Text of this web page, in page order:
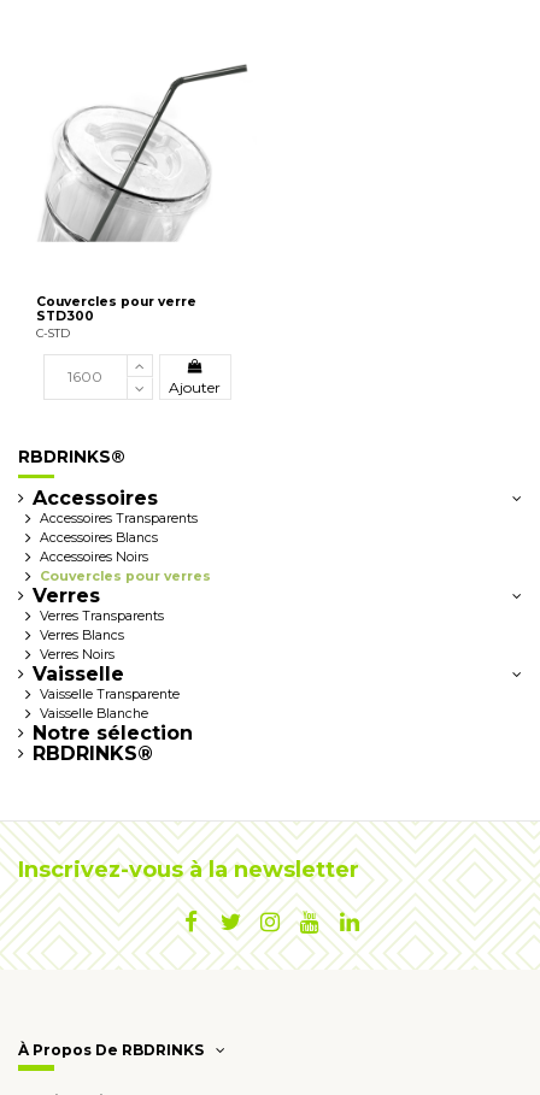
Couvercles pour verre
STD300
C-STD
Ajouter
RBDRINKS®
Accessoires
Accessoires Transparents
Accessoires Blancs
Accessoires Noirs
Couvercles pour verres
Verres
Verres Transparents
Verres Blancs
Verres Noirs
Vaisselle
Vaisselle Transparente
Vaisselle Blanche
Notre sélection
RBDRINKS®
Inscrivez-vous à la newsletter
À Propos De RBDRINKS